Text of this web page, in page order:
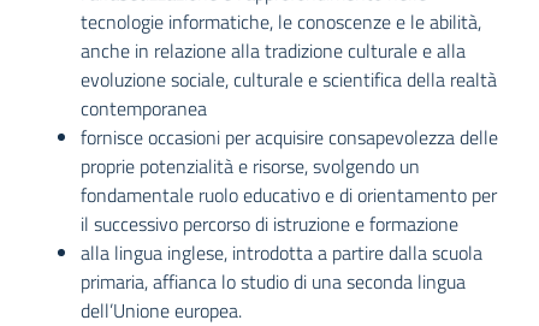
tecnologie informatiche, le conoscenze e le abilità,
anche in relazione alla tradizione culturale e alla
evoluzione sociale, culturale e scientifica della realtà
contemporanea
fornisce occasioni per acquisire consapevolezza delle
proprie potenzialità e risorse, svolgendo un
fondamentale ruolo educativo e di orientamento per
il successivo percorso di istruzione e formazione
alla lingua inglese, introdotta a partire dalla scuola
primaria, affianca lo studio di una seconda lingua
dell’Unione europea.